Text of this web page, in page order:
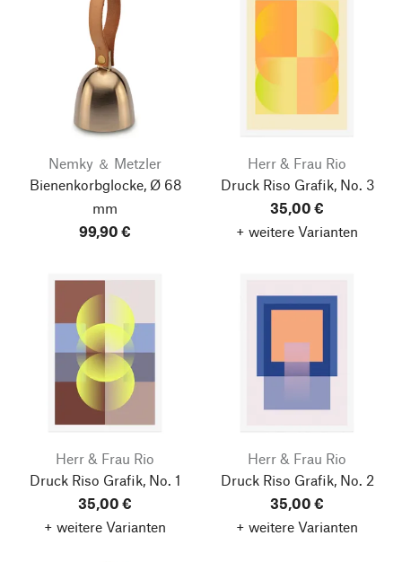
Nemky ＆ Metzler
Bienenkorbglocke, Ø 68
mm
99,90 €
Herr & Frau Rio
Druck Riso Grafik, No. 3
35,00 €
+ weitere Varianten
Herr & Frau Rio
Druck Riso Grafik, No. 1
35,00 €
+ weitere Varianten
Herr & Frau Rio
Druck Riso Grafik, No. 2
35,00 €
+ weitere Varianten
Nach oben